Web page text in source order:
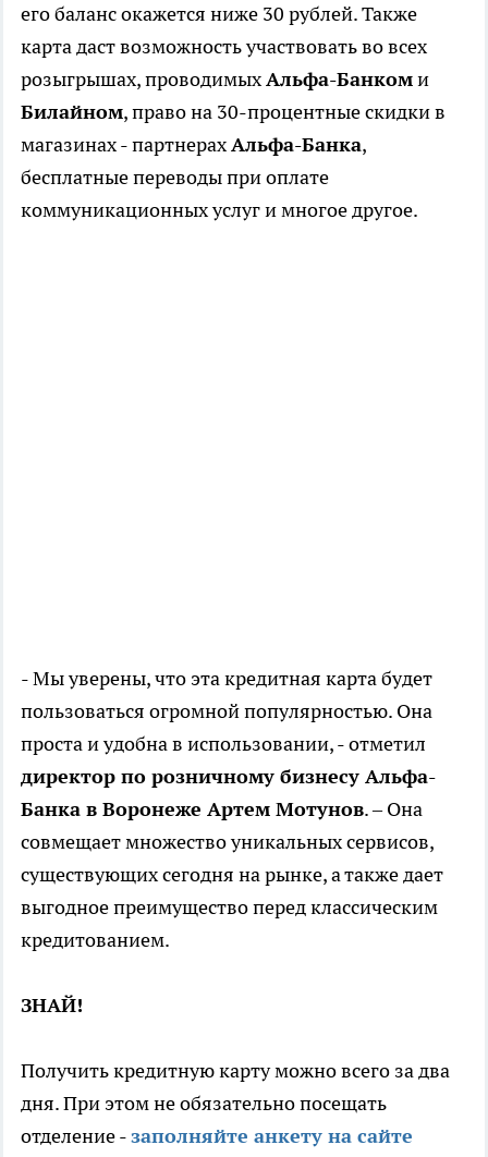
его баланс окажется ниже 30 рублей. Также
карта даст возможность участвовать во всех
розыгрышах, проводимыхАльфа-Банкоми
Билайном, право на 30-процентные скидки в
магазинах - партнерахАльфа-Банка,
бесплатные переводы при оплате
коммуникационных услуг и многое другое.
- Мы уверены, что эта кредитная карта будет
пользоваться огромной популярностью. Она
проста и удобна в использовании, - отметил
директор по розничному бизнесу Альфа-
Банка в Воронеже Артем Мотунов. – Она
совмещает множество уникальных сервисов,
существующих сегодня на рынке, а также дает
выгодное преимущество перед классическим
кредитованием.
ЗНАЙ!
Получить кредитную карту можно всего за два
дня. При этом не обязательно посещать
отделение -заполняйте анкету на сайте